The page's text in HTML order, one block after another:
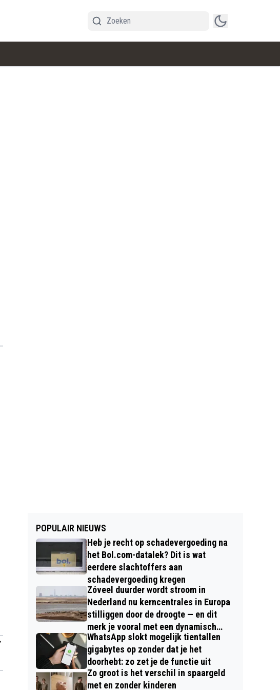
POPULAIR NIEUWS
Heb je recht op schadevergoeding na
het Bol.com-datalek? Dit is wat
eerdere slachtoffers aan
schadevergoeding kregen
Zóveel duurder wordt stroom in
Nederland nu kerncentrales in Europa
stilliggen door de droogte — en dit
merk je vooral met een dynamisch
contract
WhatsApp slokt mogelijk tientallen
gigabytes op zonder dat je het
doorhebt: zo zet je de functie uit
Zo groot is het verschil in spaargeld
met en zonder kinderen